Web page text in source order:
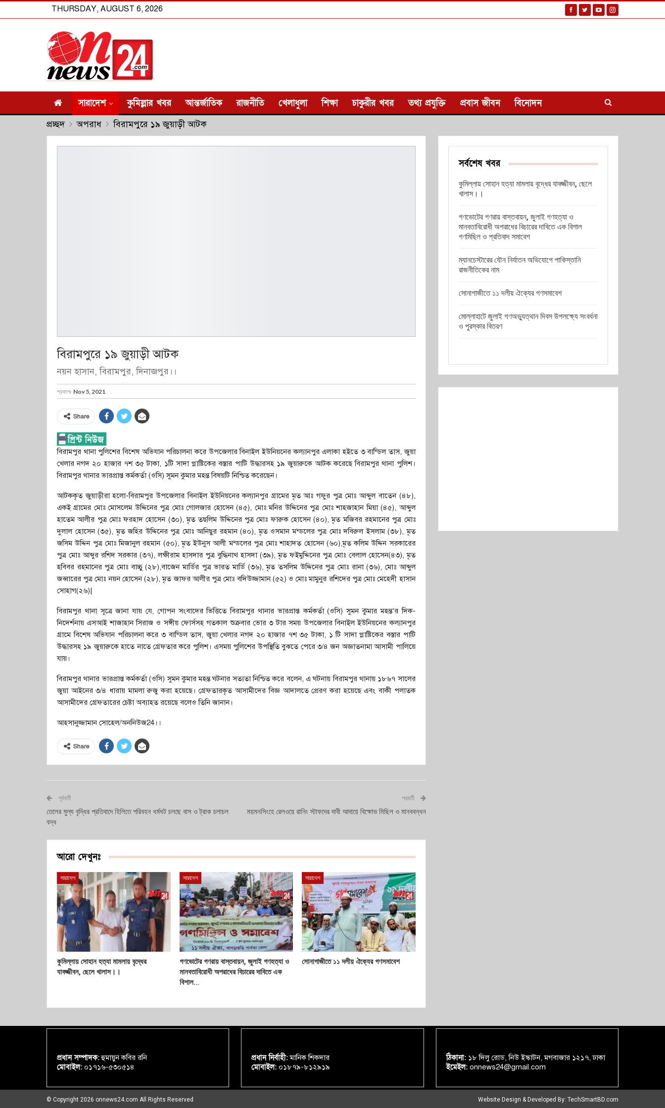
THURSDAY, AUGUST 6, 2026
সারাদেশ কুমিল্লার খবর আন্তর্জাতিক রাজনীতি খেলাধুলা শিক্ষা চাকুরীর খবর তথ্য প্রযুক্তি প্রবাস জীবন বিনোদন
প্রচ্ছদ অপরাধ বিরামপুরে ১৯ জুয়াড়ী আটক
বিরামপুরে ১৯ জুয়াড়ী আটক
নয়ন হাসান, বিরামপুর, দিনাজপুর।।
প্রকাশঃ Nov 5, 2021
Share
বিরামপুর থানা পুলিশের বিশেষ অভিযান পরিচালনা করে উপজেলার বিনাইল ইউনিয়নের কল্যানপুর এলাকা হইতে ৩ বান্ডিল তাস, জুয়া
খেলার নগদ ২০ হাজার ৭শ ৩৫ টাকা, ১টি সাদা প্লাষ্টিকের বস্তার পাটি উদ্ধারসহ ১৯ জুয়ারুকে আটক করেছে বিরামপুর থানা পুলিশ।
বিরামপুর থানার ভারপ্রাপ্ত কর্মকর্তা (ওসি) সুমন কুমার মহন্ত বিষয়টি নিশ্চিত করেছেন।
আটককৃত জুয়াড়ীরা হলো-বিরামপুর উপজেলার বিনাইল ইউনিয়নের কল্যানপুর গ্রামের মৃত আঃ গফুর পুত্র মোঃ আব্দুল বাতেন (৪৮),
একই গ্রামের মোঃ মোসলেম উদ্দিনের পুত্র মোঃ গোলজার হোসেন (৪৫), মোঃ মনির উদ্দিনের পুত্র মোঃ শাহজাহান মিয়া (৪৫), আব্দুল
হাতেম আলীর পুত্র মোঃ ফরহাদ হোসেন (৩০), মৃত তছলিম উদ্দিনের পুত্র মোঃ ফারুক হোসেন (৪০), মৃত মজিবর রহমানের পুত্র মোঃ
দুলাল হোসেন (৩৫), মৃত জহির উদ্দিনের পুত্র মোঃ আনিছুর রহমান (৪০), মৃত ওসমান মন্ডলের পুত্র মোঃ দবিরুল ইসলাম (৩৮), মৃত
জসিম উদ্দিন পুত্র মোঃ মিজানুল রহমান (৫০), মৃত ইউনুস আলী মন্ডলের পুত্র মোঃ শাহাদত হোসেন (৬০),মৃত কলিম উদ্দিন সরকারের
পুত্র মোঃ আব্দুর রশিদ সরকার (৩৭), লক্ষীরাম হাসদার পুত্র বুদ্ধিনাথ হাসদা (৩৯), মৃত ফইমুদ্দিনের পুত্র মোঃ বেলাল হোসেন(৪৩), মৃত
হবিবর রহমানের পুত্র মোঃ বাচ্চু (২৮),বাজেন মার্ডির পুত্র ভারত মার্ডি (৩৬), মৃত তসলিম উদ্দিনের পুত্র মোঃ রানা (৩৬), মোঃ আব্দুল
জব্বারের পুত্র মোঃ নয়ন হোসেন (২৮), মৃত জাফর আলীর পুত্র মোঃ বদিউজ্জামান (৫২) ও মোঃ মামুনুর রশিদের পুত্র মোঃ মেহেদী হাসান
সোহাগ(২৬)|
বিরামপুর থানা সূত্রে জানা যায় যে, গোপন সংবাদের ভিত্তিতে বিরামপুর থানার ভারপ্রাপ্ত কর্মকর্তা (ওসি) সুমন কুমার মহন্ত’র দিক-
নিদের্শনায় এসআই শাজাহান সিরাজ ও সঙ্গীয় ফোর্সসহ গতকাল শুক্রবার ভোর ৩ টার সময় উপজেলার বিনাইল ইউনিয়নের কল্যানপুর
গ্রামে বিশেষ অভিযান পরিচালনা করে ৩ বান্ডিল তাস, জুয়া খেলার নগদ ২০ হাজার ৭শ ৩৫ টাকা, ১ টি সাদা প্লাষ্টিকের বস্তার পাটি
উদ্ধারসহ ১৯ জুয়ারুকে হাতে নাতে গ্রেফতার করে পুলিশ। এসময় পু্লিশের উপস্থিতি বুঝতে পেরে ৩/৪ জন অজ্ঞাতনামা আসামী পালিয়ে
যায়।
বিরামপুর থানার ভারপ্রাপ্ত কর্মকর্তা (ওসি) সুমন কুমার মহন্ত ঘটনার সত্যতা নিশ্চিত করে বলেন, এ ঘটনায় বিরামপুর থানায় ১৮৬৭ সালের
জুয়া আইনের ৩/৪ ধারায় মামলা রুজু করা হয়েছে। গ্রেফতারকৃত আসামীদের বিজ্ঞ আদালতে প্রেরণ করা হয়েছে এবং বাকী পলাতক
আসামীদের গ্রেফতারের চেষ্টা অব্যাহত রয়েছে বলেও তিনি জানান।
আহসানুজ্জামান সোহেল/অননিউজ24।।
Share
পূর্ববর্তী
তেলের মুল্য বৃদ্ধির প্রতিবাদে হিলিতে পরিবহন ধর্মঘট চলছে বাস ও ট্রাক চলাচল
বন্ধ
পরবর্তী
ময়মনসিংহে রেলওয়ে রানিং স্টাফদের দাবী আদায়ে বিক্ষোভ মিছিল ও মানববন্ধন
আরো দেখুনঃ
সারাদেশ
কুমিল্লায় সোহান হত্যা মামলায় বৃদ্ধের
যাবজ্জীবন, ছেলে খালাস।।
সারাদেশ
গণভোটের গণরায় বাস্তবায়ন, জুলাই গণহত্যা ও
মানবতাবিরোধী অপরাধের বিচারের দাবিতে এক
বিশাল…
সারাদেশ
সোনাগাজীতে ১১ দলীয় ঐক্যের গণসমাবেশ
সর্বশেষ খবর
কুমিল্লায় সোহান হত্যা মামলায় বৃদ্ধের যাবজ্জীবন, ছেলে
খালাস।।
গণভোটের গণরায় বাস্তবায়ন, জুলাই গণহত্যা ও
মানবতাবিরোধী অপরাধের বিচারের দাবিতে এক বিশাল
গণমিছিল ও প্রতিবাদ সমাবেশ
ম্যানচেস্টারের যৌন নির্যাতন অভিযোগে পাকিস্তানি
রাজনীতিকের নাম
সোনাগাজীতে ১১ দলীয় ঐক্যের গণসমাবেশ
মোল্লাহাটে জুলাই গণঅভ্যুত্থান দিবস উপলক্ষ্যে সংবর্ধনা
ও পুরস্কার বিতরণ
প্রধান সম্পাদক:হুমায়ুন কবির রনি
মোবাইল: ০১৭১৬-৫৩০৫১৪
প্রধান নির্বাহী:মানিক শিকদার
মোবাইল: ০১৮৭৯-৮১২৯১৯
ঠিকানা:১৮ দিলু রোড, নিউ ইস্কাটন, মগবাজার ১২১৭, ঢাকা
ইমেইল:onnews24@gmail.com
© Copyright 2026 onnews24.com All Rights Reserved Website Design & Developed By: TechSmartBD.com